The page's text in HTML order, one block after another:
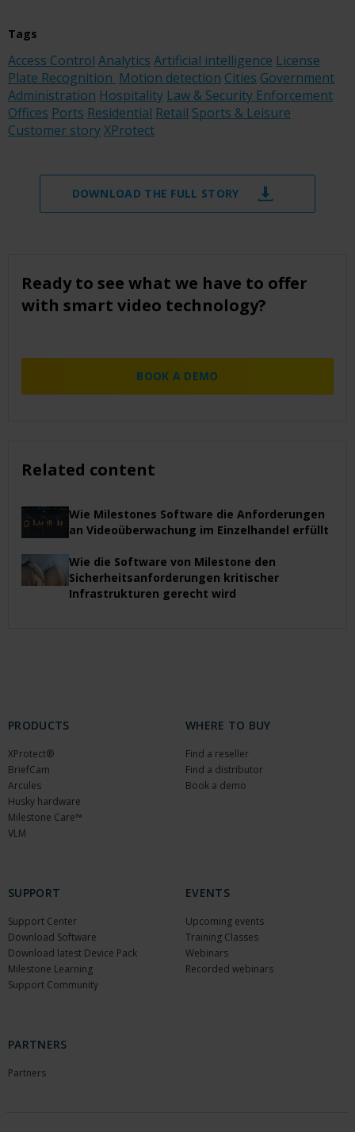
Tags
Access Control Analytics Artificial intelligence License
Plate Recognition Motion detection Cities Government
Administration Hospitality Law & Security Enforcement
Offices Ports Residential Retail Sports & Leisure
Customer storyXProtect
DOWNLOAD THE FULL STORY
Ready to see what we have to offer
with smart video technology?
BOOK A DEMO
Related content
Wie Milestones Software die Anforderungen
an Videoüberwachung im Einzelhandel erfüllt
Wie die Software von Milestone den
Sicherheitsanforderungen kritischer
Infrastrukturen gerecht wird
PRODUCTS
XProtect®
BriefCam
Arcules
Husky hardware
Milestone Care™
VLM
WHERE TO BUY
Find a reseller
Find a distributor
Book a demo
SUPPORT
Support Center
Download Software
Download latest Device Pack
Milestone Learning
Support Community
EVENTS
Upcoming events
Training Classes
Webinars
Recorded webinars
PARTNERS
Partners